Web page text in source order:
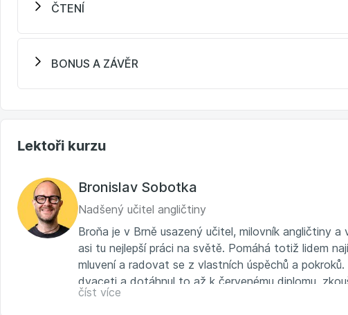
ČTENÍ
BONUS A ZÁVĚR
Lektoři kurzu
Bronislav Sobotka
Nadšený učitel angličtiny
Broňa je v Brně usazený učitel, milovník angličtiny
asi tu nejlepší práci na světě. Pomáhá totiž lidem
mluvení a radovat se z vlastních úspěchů a
dvaceti a dotáhnul to až k červenému diplomu,
v Oxfordu.
číst více